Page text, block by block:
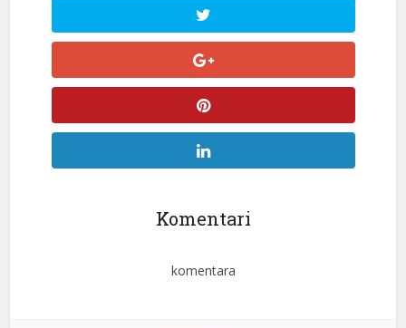
Komentari
komentara